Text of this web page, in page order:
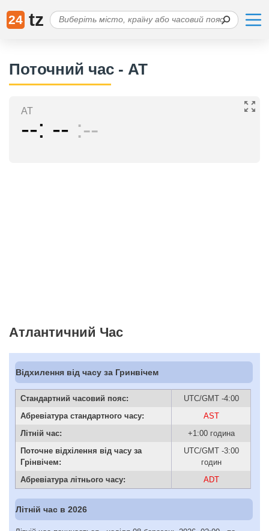
24 tz
Поточний час - AT
AT
-- -- --
Атлантичний Час
Відхилення від часу за Гринвічем
Стандартний часовий пояс:
UTC/GMT -4:00
Абревіатура стандартного часу:
AST
Літній час:
+1:00 година
Поточне відхілення від часу за
Грінвічем:
UTC/GMT -3:00
годин
Абревіатура літнього часу:
ADT
Літній час в 2026